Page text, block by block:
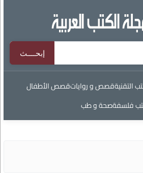
التقنيةقصص و رواياتقصص الأطفال
فلسفةصحة و طب